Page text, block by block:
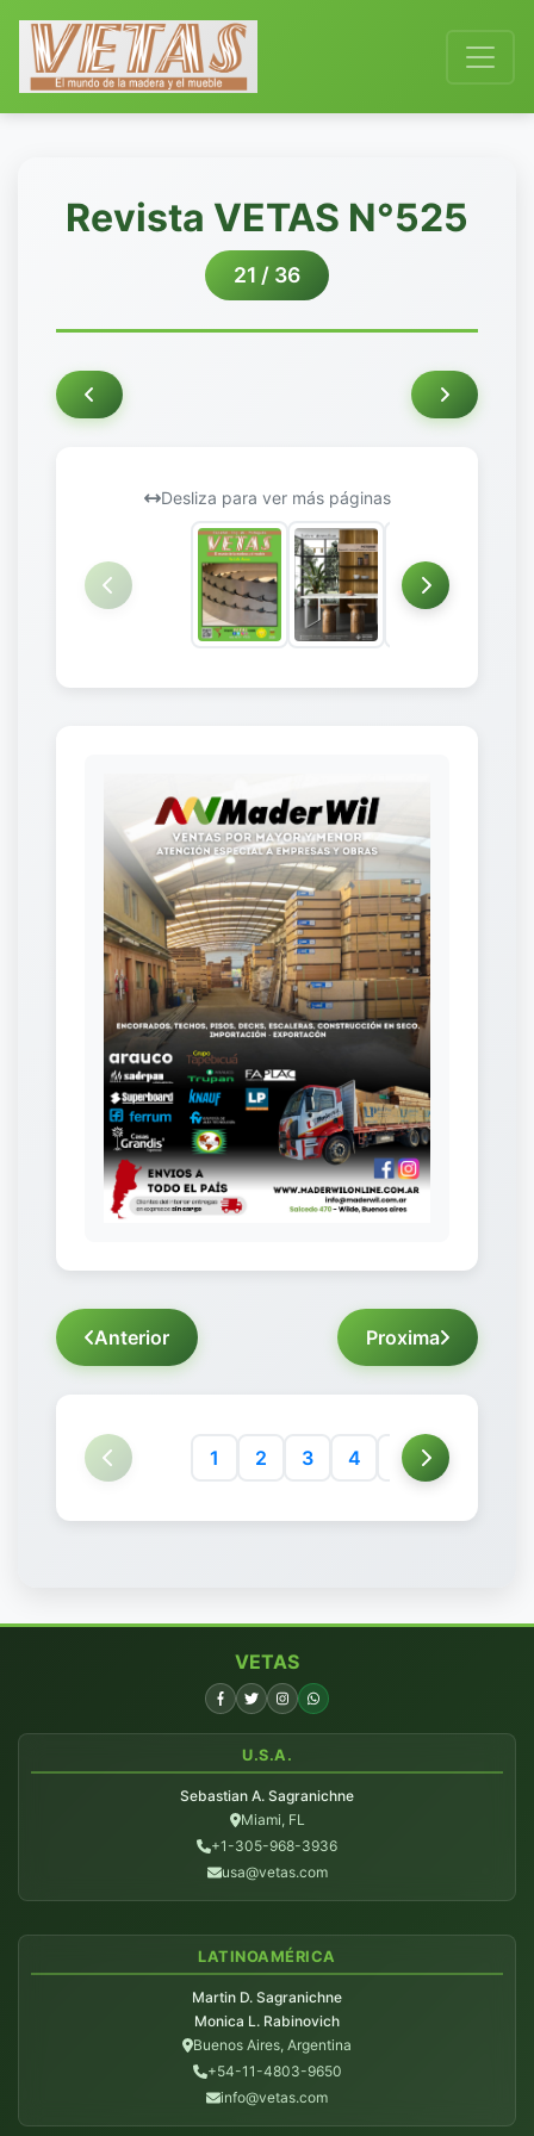
Revista VETAS N°525
21 / 36
Desliza para ver más páginas
Anterior Proxima
1 2 3 4 5 6
VETAS
U.S.A.
Sebastian A. Sagranichne
Miami, FL
+1-305-968-3936
usa@vetas.com
LATINOAMÉRICA
Martin D. Sagranichne
Monica L. Rabinovich
Buenos Aires, Argentina
+54-11-4803-9650
info@vetas.com